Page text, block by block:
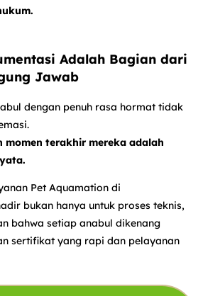
Adalah Bagian dari
Jawab
dengan penuh rasa hormat tidak
momen terakhir mereka adalah
Pet Aquamation di
bukan hanya untuk proses teknis,
bahwa setiap anabul dikenang
sertifikat yang rapi dan pelayanan